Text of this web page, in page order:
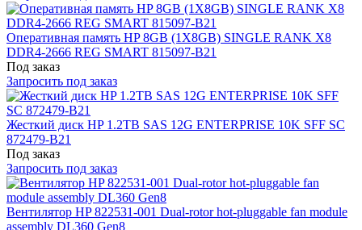
Оперативная память HP 8GB (1X8GB) SINGLE RANK X8
DDR4-2666 REG SMART 815097-B21
Под заказ
Запросить под заказ
Жесткий диск HP 1.2TB SAS 12G ENTERPRISE 10K SFF SC
872479-B21
Под заказ
Запросить под заказ
Вентилятор HP 822531-001 Dual-rotor hot-pluggable fan module
assembly DL360 Gen8